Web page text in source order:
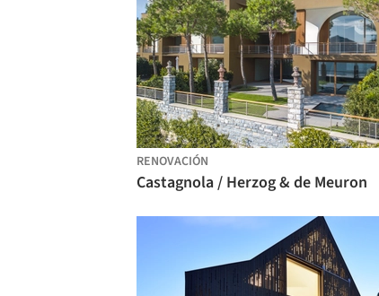
RENOVACIÓN
Castagnola / Herzog & de Meuron